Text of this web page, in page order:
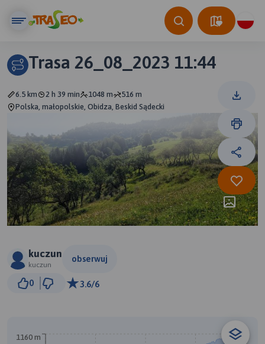
Trasa 26_08_2023 11:44
6.5 km 2 h 39 min 1048 m
516 m
Polska, małopolskie, Obidza, Beskid Sądecki
kuczun
kuczun
obserwuj
0 3.6/6
1160 m